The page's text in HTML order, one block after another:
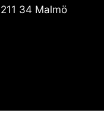
211 34 Malmö